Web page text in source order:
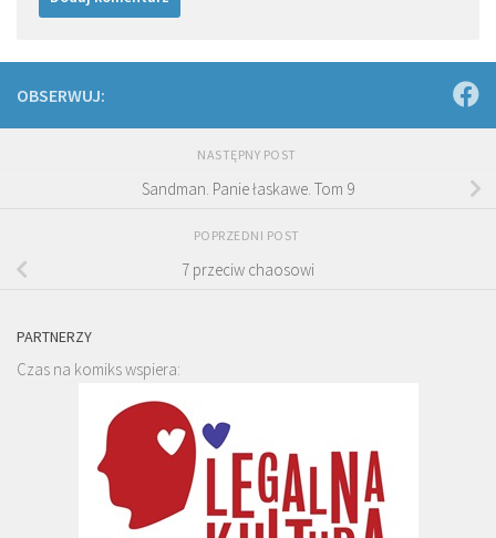
OBSERWUJ:
NASTĘPNY POST
Sandman. Panie łaskawe. Tom 9
POPRZEDNI POST
7 przeciw chaosowi
PARTNERZY
Czas na komiks wspiera: